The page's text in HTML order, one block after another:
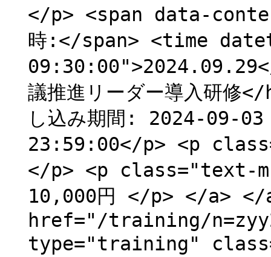
</p> <span data-
時:</span> <time
議推進リーダー導入研
し込み期間: 2024-09-
23:59:00</p> <p
</p> <p class="text-
10,000円 </p> </a>
href="/training/
type="training"